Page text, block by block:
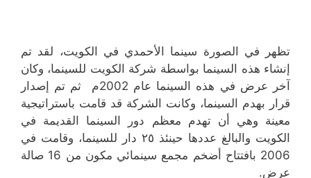
تظهر في الصورة سينما الأحمدي في الكويت، لقد تم
إنشاء هذه السينما بواسطة شركة الكويت للسينما، وكان
آخر عرض في هذه السينما عام 2002م ثم تم إصدار
قرار بهدم السينما، وكانت الشركة قد قامت باستراتيجية
معينة وهي أن تهدم معظم دور السينما القديمة في
الكويت والبالغ عددها حينئذ ٢٥ دار للسينما، وقامت في
2006 بافتتاح أضخم مجمع سينمائي مكون من 16 صالة
عرض.